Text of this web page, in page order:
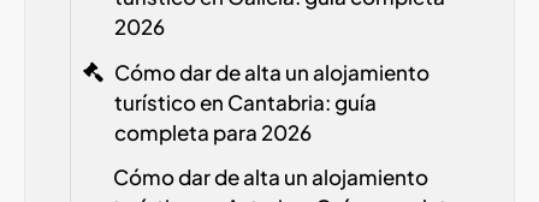
2026
Cómo dar de alta un alojamiento
turístico en Cantabria: guía
completa para 2026
Cómo dar de alta un alojamiento